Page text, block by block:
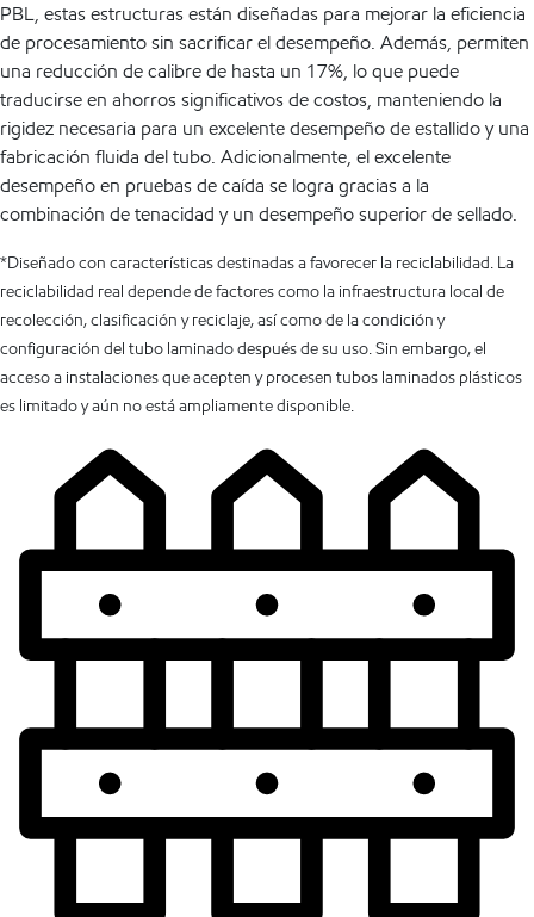
PBL, estas estructuras están diseñadas para mejorar la eficiencia
de procesamiento sin sacrificar el desempeño. Además, permiten
una reducción de calibre de hasta un 17%, lo que puede
traducirse en ahorros significativos de costos, manteniendo la
rigidez necesaria para un excelente desempeño de estallido y una
fabricación fluida del tubo. Adicionalmente, el excelente
desempeño en pruebas de caída se logra gracias a la
combinación de tenacidad y un desempeño superior de sellado.
*Diseñado con características destinadas a favorecer la reciclabilidad. La
reciclabilidad real depende de factores como la infraestructura local de
recolección, clasificación y reciclaje, así como de la condición y
configuración del tubo laminado después de su uso. Sin embargo, el
acceso a instalaciones que acepten y procesen tubos laminados plásticos
es limitado y aún no está ampliamente disponible.